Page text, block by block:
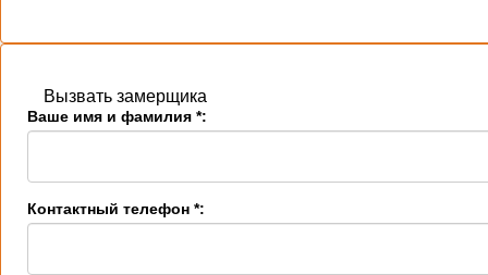
Вызвать замерщика
Ваше имя и фамилия *:
Контактный телефон *: